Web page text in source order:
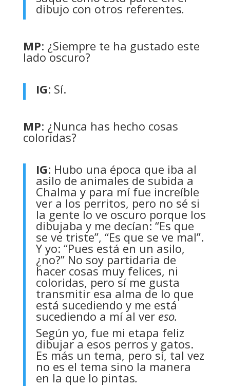
dibujo con otros referentes.
MP: ¿Siempre te ha gustado este
lado oscuro?
IG: Sí.
MP: ¿Nunca has hecho cosas
coloridas?
IG: Hubo una época que iba al
asilo de animales de subida a
Chalma y para mí fue increíble
ver a los perritos, pero no sé si
la gente lo ve oscuro porque los
dibujaba y me decían: “Es que
se ve triste”, “Es que se ve mal”.
Y yo: “Pues está en un asilo,
¿no?” No soy partidaria de
hacer cosas muy felices, ni
coloridas, pero sí me gusta
transmitir esa alma de lo que
está sucediendo y me está
sucediendo a mí al vereso.
Según yo, fue mi etapa feliz
dibujar a esos perros y gatos.
Es más un tema, pero sí, tal vez
no es el tema sino la manera
en la que lo pintas.